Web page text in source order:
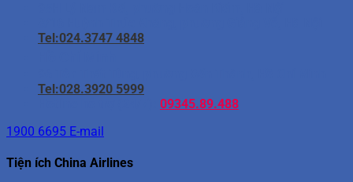
Tel:024.3747 4848
Tel:028.3920 5999
09345.89.488
1900 6695 E-mail
Tiện ích China Airlines